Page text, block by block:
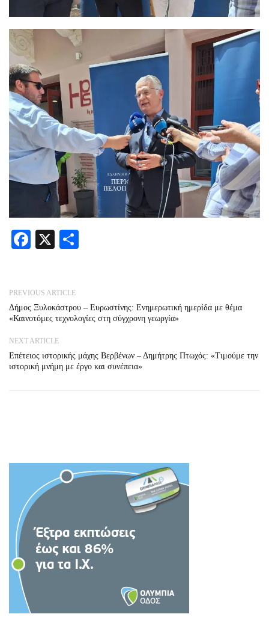
Facebook
X
PREVIOUS ARTICLE
Δήμος Ξυλοκάστρου – Ευρωστίνης: Ενημερωτική ημερίδα με θέμα
«Καινοτόμες τεχνολογίες στη σύγχρονη γεωργία»
NEXT ARTICLE
Επέτειος ιστορικής μάχης Βερβένων – Δημήτρης Πτωχός: «Τιμούμε την
ιστορική μνήμη με έργο και συνέπεια»